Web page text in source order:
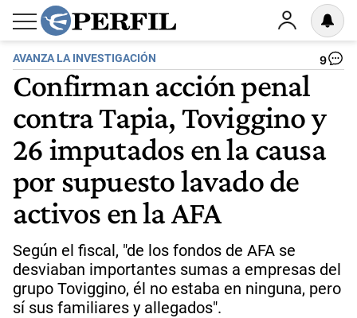
AVANZA LA INVESTIGACIÓN 9
Confirman acción penal
contra Tapia, Toviggino y
26 imputados en la causa
por supuesto lavado de
activos en la AFA
Según el fiscal, "de los fondos de AFA se
desviaban importantes sumas a empresas del
grupo Toviggino, él no estaba en ninguna, pero
sí sus familiares y allegados".